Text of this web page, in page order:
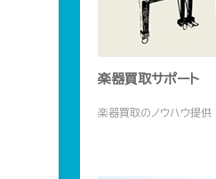
楽器買取サポート
楽器買取のノウハウ提供